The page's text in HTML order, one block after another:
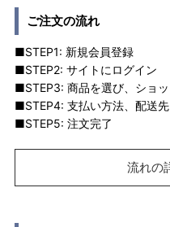
ご注文の流れ
■STEP1: 新規会員登録
■STEP2: サイトにログイン
■STEP3: 商品を選び、ショ
■STEP4: 支払い方法、配送
■STEP5: 注文完了
流れの